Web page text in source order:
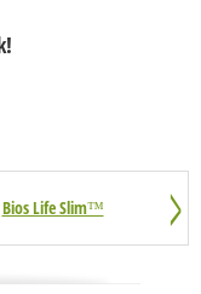
Bios Life Slim™